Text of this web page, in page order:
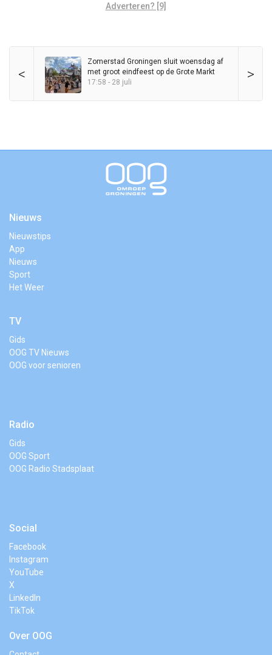
Adverteren? [9]
< >
Zomerstad Groningen sluit woensdag af
met groot eindfeest op de Grote Markt
17:58 - 28 juli
Nieuws
Nieuwstips
App
Nieuws
Sport
Het Weer
TV
Gids
OOG TV Nieuws
OOG voor senioren
Radio
Gids
OOG Sport
OOG Radio Stadsplaat
Social
Facebook
Instagram
YouTube
X
LinkedIn
TikTok
Over OOG